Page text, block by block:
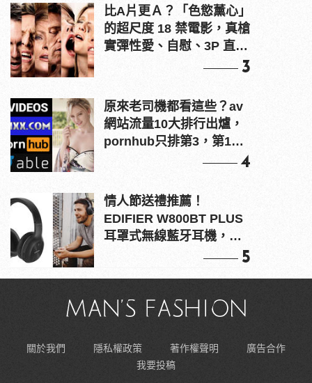
比A片更Ａ？「色慾薰心」
的超尺度 18 禁電影，真槍
實彈性愛、自慰、3P 直接
3
原來老司機都看這些？av
網站流量10大排行出爐，
pornhub只排第3，第1名
4
情人節送禮推薦！
EDIFIER W800BT PLUS
耳罩式無線藍牙耳機，在
5
關於我們 隱私權政策 著作權聲明
廣告合作
我要投稿